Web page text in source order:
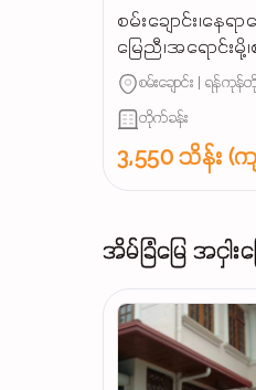
စမ်းချောင်း၊နေရာ
မြေညီ၊အရောင်း
စမ်းချောင်း | ရန်ကုန်
တိုက်ခန်း
3,550 သိန်း (က
အိမ်ခြံမြေ အငှါးက